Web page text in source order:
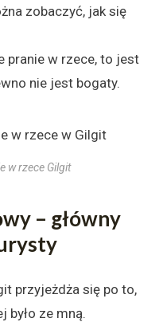
zobaczyć, jak się
pranie w rzece, to jest
nie jest bogaty.
w rzece Gilgit
– główny
przyjeżdża się po to,
było ze mną.